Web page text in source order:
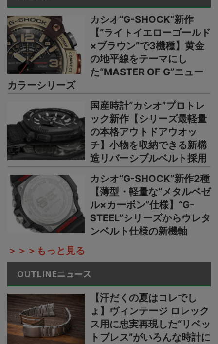
カシオ“G-SHOCK”新作
【“ライトイエローゴールド
×ブラウン”で3機種】黄金
の地平線をテーマにし
た“MASTER OF G”ニュー
カラーシリーズ
国産時計“カシオ”プロトレ
ック新作【シリーズ最軽量
の本格アウトドアウオッ
チ】小物を収納できる新構
造リバーシブルベルト採用
カシオ“G-SHOCK”新作2種
【薄型・軽量な“メタルベゼ
ル×カーボン”仕様】“G-
STEEL”シリーズからウレタ
ンベルト仕様の新機軸
＞＞＞もっと見る
OUTLINEニュース
【汗だくの夏はコレでし
ょ】ヴィンテージ ロレック
ス用に忠実再現した“リベッ
トブレス”がいろんな時計に